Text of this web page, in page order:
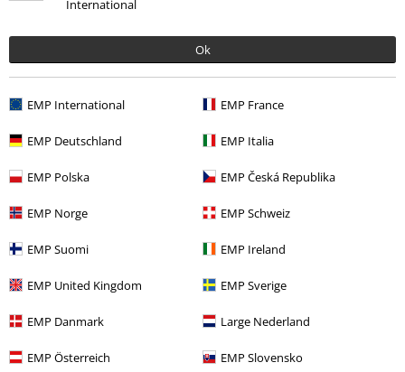
International
Ok
EMP International EMP France
EMP Deutschland EMP Italia
EMP Polska EMP Česká Republika
EMP Norge EMP Schweiz
EMP Suomi EMP Ireland
EMP United Kingdom EMP Sverige
EMP Danmark Large Nederland
EMP Österreich EMP Slovensko
Senest besøgt
MSRP
More categories. More options.